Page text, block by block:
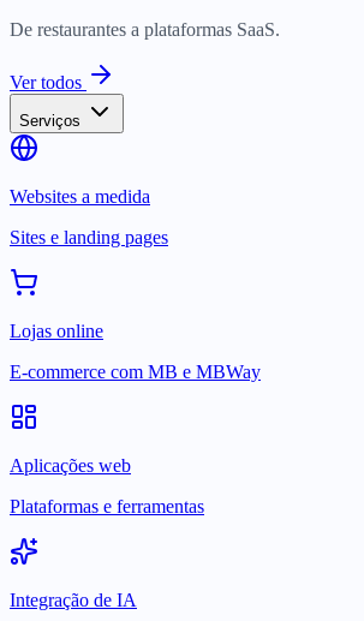
De restaurantes a plataformas SaaS.
Ver todos
Serviços
Websites a medida
Sites e landing pages
Lojas online
E-commerce com MB e MBWay
Aplicações web
Plataformas e ferramentas
Integração de IA